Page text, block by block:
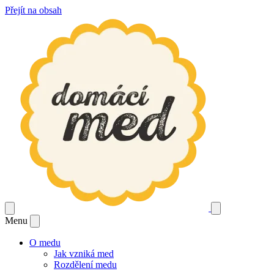
Přejít na obsah
Menu
O medu
Jak vzniká med
Rozdělení medu